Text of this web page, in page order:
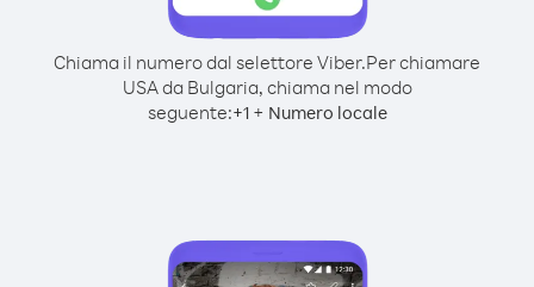
Chiama il numero dal selettore Viber.Per chiamare
USA da Bulgaria, chiama nel modo
seguente:+1+ Numero locale